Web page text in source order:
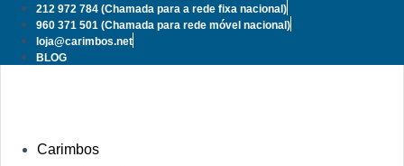
Pular
para
conteúdo
212 972 784 (Chamada para a rede fixa nacional)
960 371 501 (Chamada para rede móvel nacional)
loja@carimbos.net
BLOG
Carimbos